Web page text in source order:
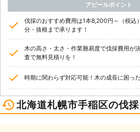
アピールポイント
伐採のおすすめ費用は1本8,200円～（税込
分・抜根まで承ります！
木の高さ・太さ・作業難易度で伐採費用が
査で無料見積りを！
時期に関わらず対応可能！木の成長に困っ
北海道札幌市手稲区の伐